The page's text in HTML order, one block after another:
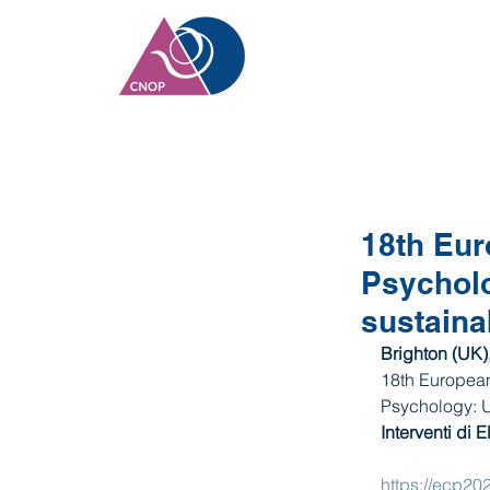
18th
Brighton
18th
Psychology:
Interventi di
https://